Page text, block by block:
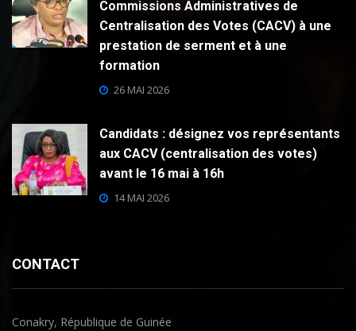
Commissions Administratives de
Centralisation des Votes (CACV) à une
prestation de serment et à une
formation
26 MAI 2026
Candidats : désignez vos représentants
aux CACV (centralisation des votes)
avant le 16 mai à 16h
14 MAI 2026
CONTACT
Conakry, République de Guinée